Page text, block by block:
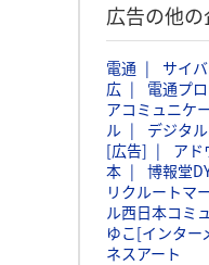
広告の他
電通 サイ
広
電通プ
アコミュニケ
ル
デジタ
[広告]
アド
本
博報堂
リクルートマ
ル西日本コミ
ゆこ[インター
ネスアート